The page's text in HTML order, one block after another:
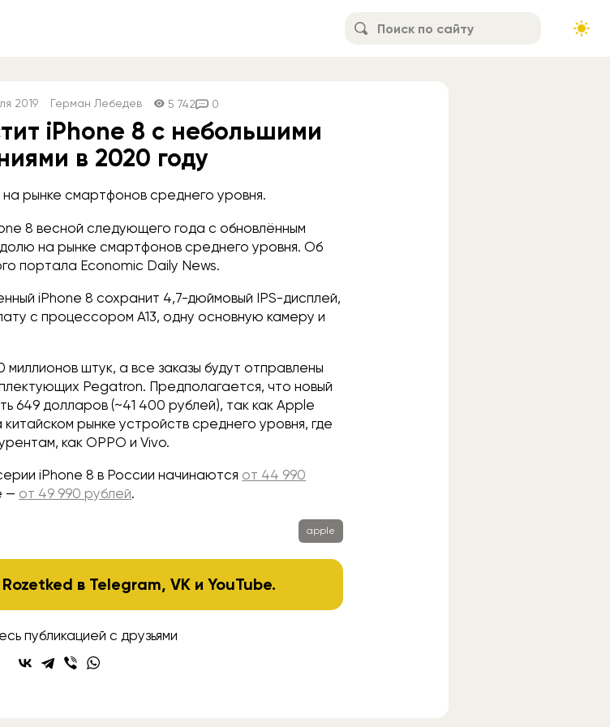
2019 Герман Лебедев 5 742 0
iPhone 8 с небольшими
в 2020 году
рынке смартфонов среднего уровня.
8 весной следующего года с обновлённым
на рынке смартфонов среднего уровня. Об
портала Economic Daily News.
iPhone 8 сохранит 4,7-дюймовый IPS-дисплей,
с процессором A13, одну основную камеру и
штук, а все заказы будут отправлены
Pegatron. Предполагается, что новый
649 долларов (~41 400 рублей), так как Apple
рынке устройств среднего уровня, где
как OPPO и Vivo.
iPhone 8 в России начинаются от 44 990
— от 49 990 рублей.
apple
в Telegram,VK иYouTube.
публикацией с друзьями